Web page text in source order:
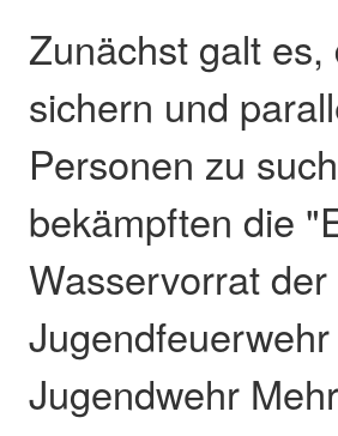
Zunächst galt
sichern und
Personen zu
bekämpften die
Wasservorrat
Jugendwehr